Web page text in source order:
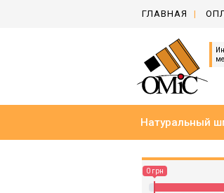
ГЛАВНАЯ
Натуральный
0 грн